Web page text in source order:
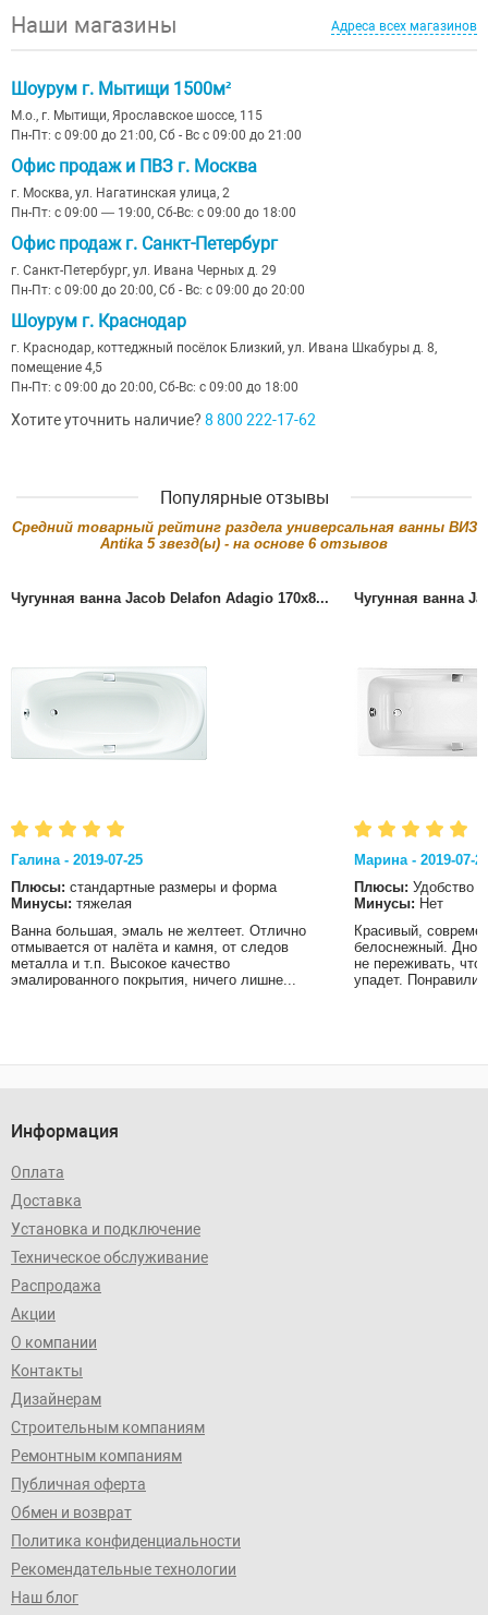
Наши магазины Адреса всех магазинов
Шоурум г. Мытищи 1500м²
М.о., г. Мытищи, Ярославское шоссе, 115
Пн-Пт: с 09:00 до 21:00, Сб - Вс с 09:00 до 21:00
Офис продаж и ПВЗ г. Москва
г. Москва, ул. Нагатинская улица, 2
Пн-Пт: с 09:00 — 19:00, Сб-Вс: с 09:00 до 18:00
Офис продаж г. Санкт-Петербург
г. Санкт-Петербург, ул. Ивана Черных д. 29
Пн-Пт: с 09:00 до 20:00, Сб - Вс: с 09:00 до 20:00
Шоурум г. Краснодар
г. Краснодар, коттеджный посёлок Близкий, ул. Ивана Шкабуры д. 8,
помещение 4,5
Пн-Пт: с 09:00 до 20:00, Сб-Вс: с 09:00 до 18:00
Хотите уточнить наличие? 8 800 222-17-62
Популярные отзывы
Cредний товарный рейтинг раздела универсальная ванны ВИЗ
Antika 5звезд(ы) - на основе 6отзывов
Чугунная ванна Jacob Delafon Adagio 170x8...
Галина - 2019-07-25
Плюсы: стандартные размеры и форма
Минусы: тяжелая
Ванна большая, эмаль не желтеет. Отлично
отмывается от налёта и камня, от следов
металла и т.п. Высокое качество
эмалированного покрытия, ничего лишне...
Чугунная ванна
Марина - 2019-07-
Плюсы: Удобство
Минусы: Нет
Красивый,
белоснежный. Дно
не переживать, что
упадет.
Информация
Оплата
Доставка
Установка и подключение
Техническое обслуживание
Распродажа
Акции
О компании
Контакты
Дизайнерам
Строительным компаниям
Ремонтным компаниям
Публичная оферта
Обмен и возврат
Политика конфиденциальности
Рекомендательные технологии
Наш блог